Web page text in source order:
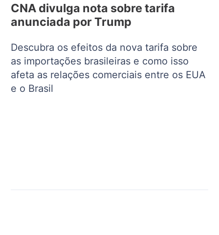
CNA divulga nota sobre tarifa
anunciada por Trump
Descubra os efeitos da nova tarifa sobre
as importações brasileiras e como isso
afeta as relações comerciais entre os EUA
e o Brasil